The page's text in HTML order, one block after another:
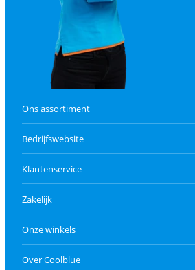
Ons assortiment
Bedrijfswebsite
Klantenservice
Zakelijk
Onze winkels
Over Coolblue